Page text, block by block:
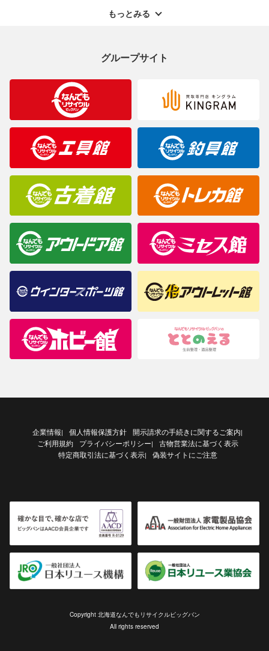
ご理解くださいますようお願い申し上げます。
合がございますのでご了承ください。
※表記したカラー名は、当社が判断した名称を掲載しています。
製造元が定めたカラー名と異なることもあります。色調などご不
明なことがありましたらご購入前にお問い合わせください。
商品について
もっとみる
グループサイト
企業情報| 個人情報保護方針 開示請求の手続きに関するご案内|
ご利用規約 プライバシーポリシー|
古物営業法に基づく表示
特定商取引法に基づく表示| 偽装サイトにご注意
Copyright 北海道なんでもリサイクルビッグバン
All rights reserved